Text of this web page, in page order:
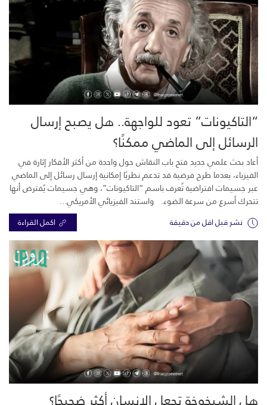
“التاكيونات” تعود للواجهة.. هل يصبح إرسال
الرسائل إلى الماضي ممكنًا؟
أعاد بحث علمي جديد فتح باب النقاش حول واحدة من أكثر الأفكار إثارة في
الفيزياء، بعدما طرح فرضية قد تدعم نظريًا إمكانية إرسال رسائل إلى الماضي
عبر جسيمات افتراضية تُعرف باسم “التاكيونات”، وهي جسيمات يُفترض أنها
تتحرك أسرع من سرعة الضوء. واستند الفيزيائي الأمريكي...
نشر قبل اقل من دقيقة اكمل القراءة